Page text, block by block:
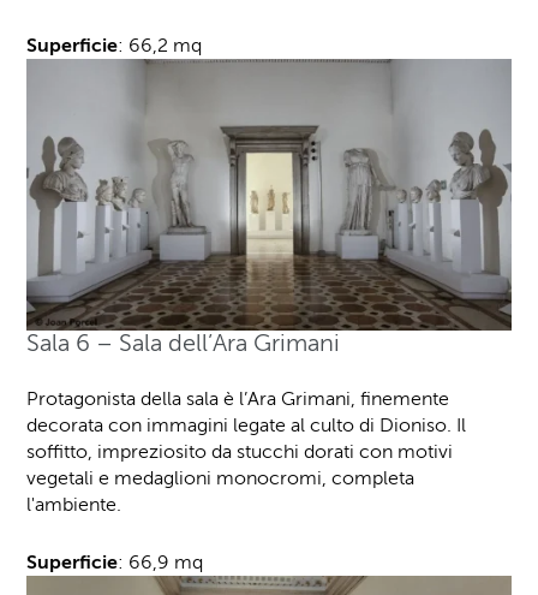
Superficie: 66,2 mq
Sala 6 – Sala dell’Ara Grimani
Protagonista della sala è l’Ara Grimani, finemente
decorata con immagini legate al culto di Dioniso. Il
soffitto, impreziosito da stucchi dorati con motivi
vegetali e medaglioni monocromi, completa
l'ambiente.
Superficie: 66,9 mq